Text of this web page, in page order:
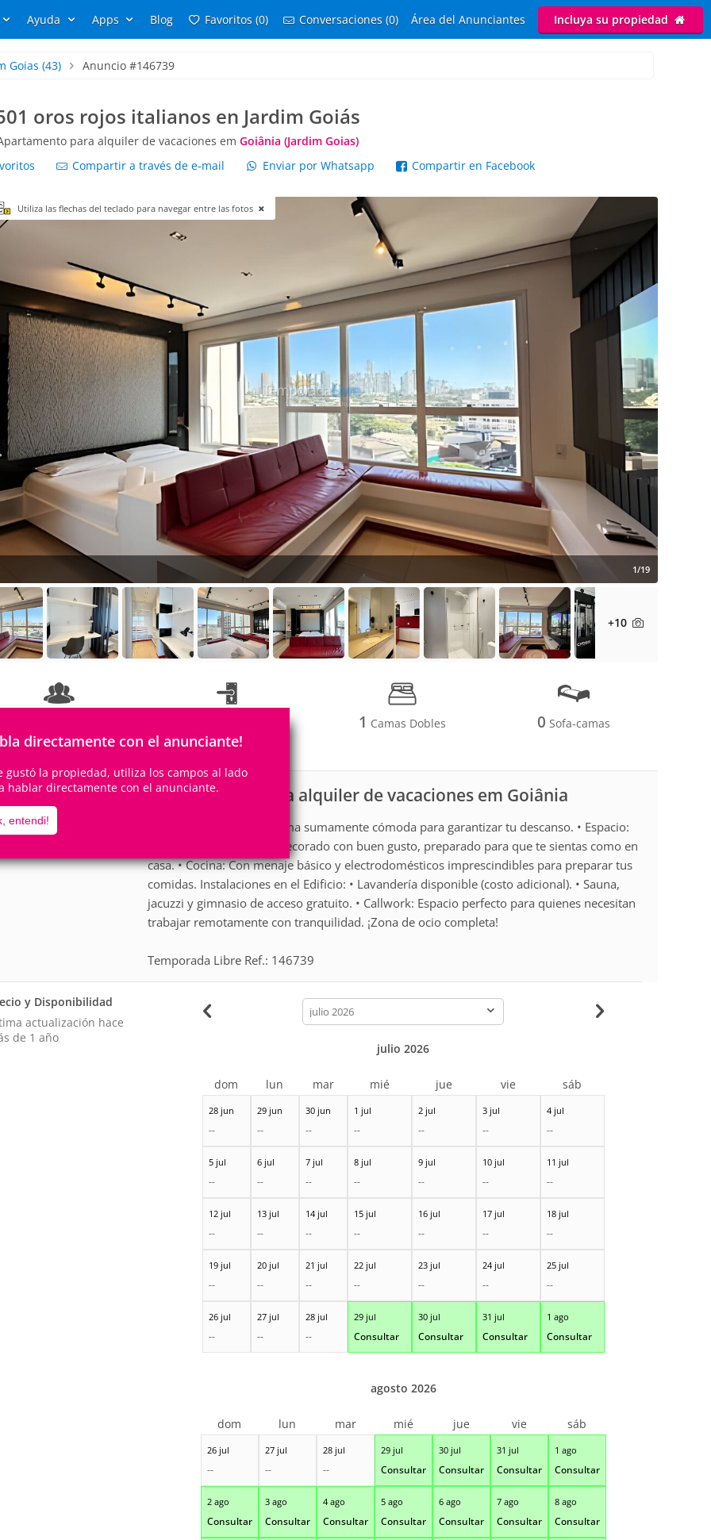
Ayuda Apps Blog Favoritos (0) Conversaciones (0) Área del Anunciantes Incluya su propiedad
Goias (43) Anuncio #146739
oros rojos italianos en Jardim Goiás
para alquiler de vacaciones em Goiânia (Jardim Goias)
Compartir a través de e-mail Enviar por Whatsapp Compartir en Facebook
directamente con el anunciante!
gustó la propiedad, utiliza los campos al lado
hablar directamente con el anunciante.
entendi!
Utiliza las flechas del teclado para navegar entre las fotos
1/19
+10
0Suites
1 Camas Dobles 0 Sofa-camas
Apartamento para alquiler de vacaciones em Goiânia
• Dormitorio: Con una cama sumamente cómoda para garantizar tu descanso. • Espacio:
Moderno, amueblado y decorado con buen gusto, preparado para que te sientas como en
casa. • Cocina: Con menaje básico y electrodomésticos imprescindibles para preparar tus
comidas. Instalaciones en el Edificio: • Lavandería disponible (costo adicional). • Sauna,
jacuzzi y gimnasio de acceso gratuito. • Callwork: Espacio perfecto para quienes necesitan
trabajar remotamente con tranquilidad. ¡Zona de ocio completa!
Temporada Libre Ref.: 146739
y Disponibilidad
actualización hace
de 1 año
calendar-
month
28 jun
--
29 jun
--
30 jun
--
1 jul
--
2 jul
--
3 jul
--
4 jul
--
5 jul
--
6 jul
--
7 jul
--
8 jul
--
9 jul
--
10 jul
--
11 jul
--
12 jul
--
13 jul
--
14 jul
--
15 jul
--
16 jul
--
17 jul
--
18 jul
--
19 jul
--
20 jul
--
21 jul
--
22 jul
--
23 jul
--
24 jul
--
25 jul
--
26 jul
--
27 jul
--
28 jul
--
29 jul
Consultar
30 jul
Consultar
31 jul
Consultar
1 ago
Consultar
julio 2026
dom lun mar mié jue vie sáb
26 jul
--
27 jul
--
28 jul
--
29 jul
Consultar
30 jul
Consultar
31 jul
Consultar
1 ago
Consultar
2 ago
Consultar
3 ago
Consultar
4 ago
Consultar
5 ago
Consultar
6 ago
Consultar
7 ago
Consultar
8 ago
Consultar
agosto 2026
dom lun mar mié jue vie sáb